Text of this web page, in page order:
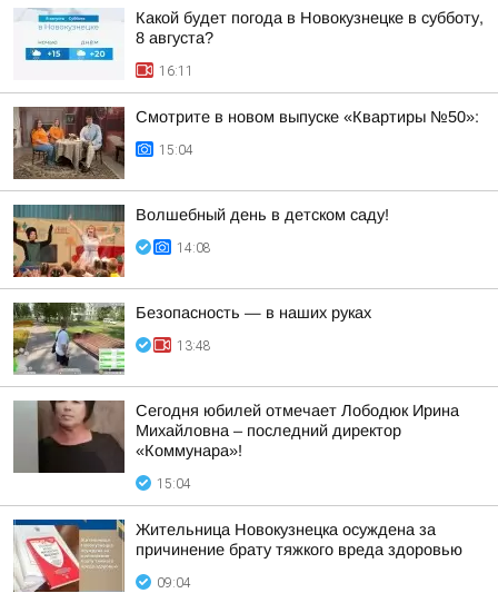
Какой будет погода в Новокузнецке в субботу,
8 августа?
16:11
Смотрите в новом выпуске «Квартиры №50»:
15:04
Волшебный день в детском саду!
14:08
Безопасность — в наших руках
13:48
Сегодня юбилей отмечает Лободюк Ирина
Михайловна – последний директор
«Коммунара»!
15:04
Жительница Новокузнецка осуждена за
причинение брату тяжкого вреда здоровью
09:04